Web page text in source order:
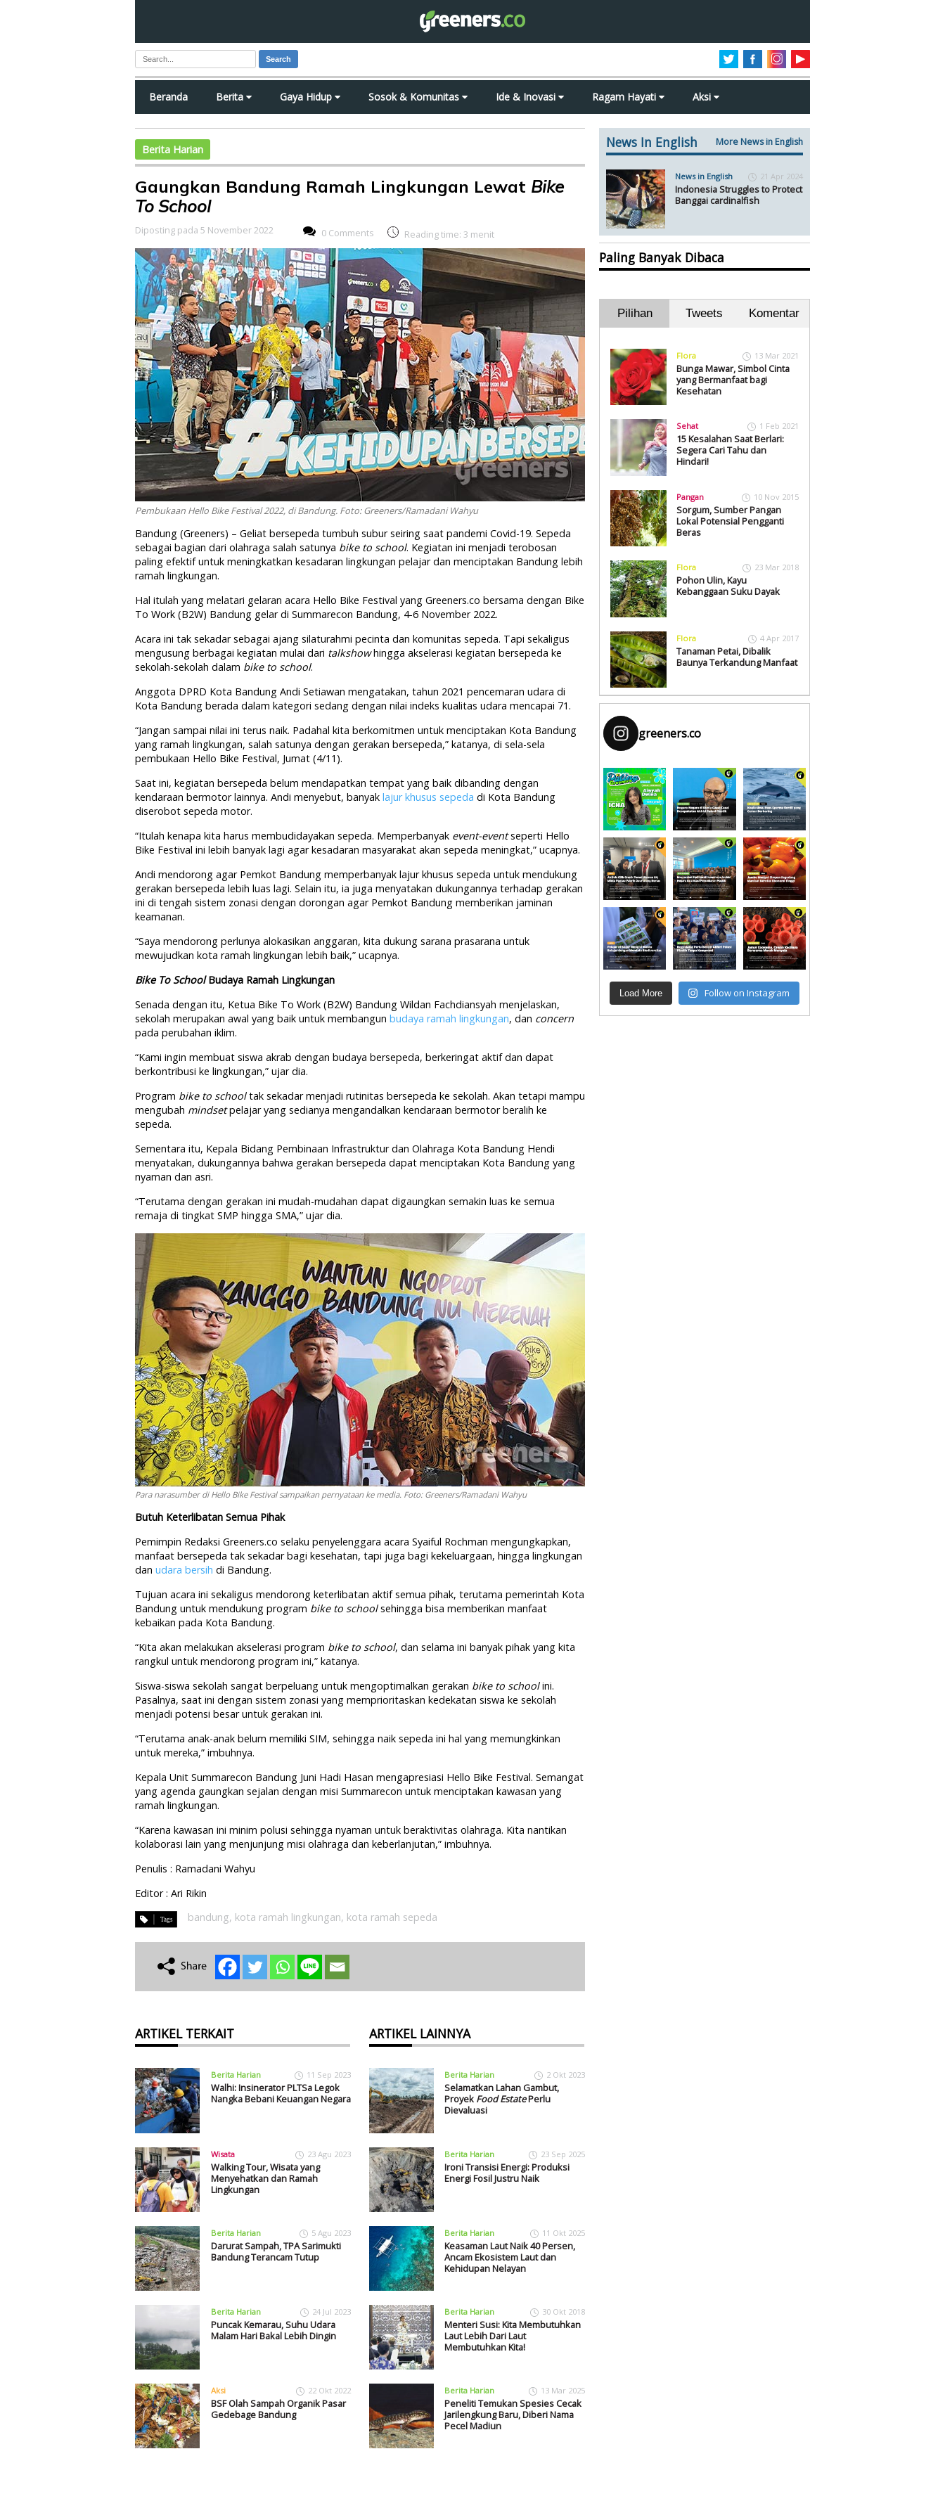
Search
Beranda Berita Gaya Hidup Sosok & Komunitas Ide & Inovasi Ragam Hayati Aksi
Berita Harian
Gaungkan Bandung Ramah Lingkungan Lewat Bike
To School
Diposting pada 5 November 2022 0 Comments Reading time: 3 menit
Pembukaan Hello Bike Festival 2022, di Bandung. Foto: Greeners/Ramadani Wahyu
Bandung (Greeners) – Geliat bersepeda tumbuh subur seiring saat pandemi Covid-19. Sepeda
sebagai bagian dari olahraga salah satunya bike to school. Kegiatan ini menjadi terobosan
paling efektif untuk meningkatkan kesadaran lingkungan pelajar dan menciptakan Bandung lebih
ramah lingkungan.
Hal itulah yang melatari gelaran acara Hello Bike Festival yang Greeners.co bersama dengan Bike
To Work (B2W) Bandung gelar di Summarecon Bandung, 4-6 November 2022.
Acara ini tak sekadar sebagai ajang silaturahmi pecinta dan komunitas sepeda. Tapi sekaligus
mengusung berbagai kegiatan mulai dari talkshowhingga akselerasi kegiatan bersepeda ke
sekolah-sekolah dalam bike to school.
Anggota DPRD Kota Bandung Andi Setiawan mengatakan, tahun 2021 pencemaran udara di
Kota Bandung berada dalam kategori sedang dengan nilai indeks kualitas udara mencapai 71.
“Jangan sampai nilai ini terus naik. Padahal kita berkomitmen untuk menciptakan Kota Bandung
yang ramah lingkungan, salah satunya dengan gerakan bersepeda,” katanya, di sela-sela
pembukaan Hello Bike Festival, Jumat (4/11).
Saat ini, kegiatan bersepeda belum mendapatkan tempat yang baik dibanding dengan
kendaraan bermotor lainnya. Andi menyebut, banyak lajur khusus sepeda di Kota Bandung
diserobot sepeda motor.
“Itulah kenapa kita harus membudidayakan sepeda. Memperbanyak event-eventseperti Hello
Bike Festival ini lebih banyak lagi agar kesadaran masyarakat akan sepeda meningkat,” ucapnya.
Andi mendorong agar Pemkot Bandung memperbanyak lajur khusus sepeda untuk mendukung
gerakan bersepeda lebih luas lagi. Selain itu, ia juga menyatakan dukungannya terhadap gerakan
ini di tengah sistem zonasi dengan dorongan agar Pemkot Bandung memberikan jaminan
keamanan.
“Saya mendorong perlunya alokasikan anggaran, kita dukung sarana prasarana untuk
mewujudkan kota ramah lingkungan lebih baik,” ucapnya.
Bike To SchoolBudaya Ramah Lingkungan
Senada dengan itu, Ketua Bike To Work (B2W) Bandung Wildan Fachdiansyah menjelaskan,
sekolah merupakan awal yang baik untuk membangun budaya ramah lingkungan, dan concern
pada perubahan iklim.
“Kami ingin membuat siswa akrab dengan budaya bersepeda, berkeringat aktif dan dapat
berkontribusi ke lingkungan,” ujar dia.
Program bike to schooltak sekadar menjadi rutinitas bersepeda ke sekolah. Akan tetapi mampu
mengubah mindsetpelajar yang sedianya mengandalkan kendaraan bermotor beralih ke
sepeda.
Sementara itu, Kepala Bidang Pembinaan Infrastruktur dan Olahraga Kota Bandung Hendi
menyatakan, dukungannya bahwa gerakan bersepeda dapat menciptakan Kota Bandung yang
nyaman dan asri.
“Terutama dengan gerakan ini mudah-mudahan dapat digaungkan semakin luas ke semua
remaja di tingkat SMP hingga SMA,” ujar dia.
Para narasumber di Hello Bike Festival sampaikan pernyataan ke media. Foto: Greeners/Ramadani Wahyu
Butuh Keterlibatan Semua Pihak
Pemimpin Redaksi Greeners.co selaku penyelenggara acara Syaiful Rochman mengungkapkan,
manfaat bersepeda tak sekadar bagi kesehatan, tapi juga bagi kekeluargaan, hingga lingkungan
dan udara bersih di Bandung.
Tujuan acara ini sekaligus mendorong keterlibatan aktif semua pihak, terutama pemerintah Kota
Bandung untuk mendukung program bike to schoolsehingga bisa memberikan manfaat
kebaikan pada Kota Bandung.
“Kita akan melakukan akselerasi program bike to school, dan selama ini banyak pihak yang kita
rangkul untuk mendorong program ini,” katanya.
Siswa-siswa sekolah sangat berpeluang untuk mengoptimalkan gerakan bike to schoolini.
Pasalnya, saat ini dengan sistem zonasi yang memprioritaskan kedekatan siswa ke sekolah
menjadi potensi besar untuk gerakan ini.
“Terutama anak-anak belum memiliki SIM, sehingga naik sepeda ini hal yang memungkinkan
untuk mereka,” imbuhnya.
Kepala Unit Summarecon Bandung Juni Hadi Hasan mengapresiasi Hello Bike Festival. Semangat
yang agenda gaungkan sejalan dengan misi Summarecon untuk menciptakan kawasan yang
ramah lingkungan.
“Karena kawasan ini minim polusi sehingga nyaman untuk beraktivitas olahraga. Kita nantikan
kolaborasi lain yang menjunjung misi olahraga dan keberlanjutan,” imbuhnya.
Penulis : Ramadani Wahyu
Editor : Ari Rikin
bandung, kota ramah lingkungan, kota ramah sepeda
ARTIKEL TERKAIT
Berita Harian 11 Sep 2023
Walhi: Insinerator PLTSa Legok
Nangka Bebani Keuangan Negara
Wisata 23 Agu 2023
Walking Tour, Wisata yang
Menyehatkan dan Ramah
Lingkungan
Berita Harian 5 Agu 2023
Darurat Sampah, TPA Sarimukti
Bandung Terancam Tutup
Berita Harian 24 Jul 2023
Puncak Kemarau, Suhu Udara
Malam Hari Bakal Lebih Dingin
Aksi 22 Okt 2022
BSF Olah Sampah Organik Pasar
Gedebage Bandung
ARTIKEL LAINNYA
Berita Harian 2 Okt 2023
Selamatkan Lahan Gambut,
Proyek Food EstatePerlu
Dievaluasi
Berita Harian 23 Sep 2025
Ironi Transisi Energi: Produksi
Energi Fosil Justru Naik
Berita Harian 11 Okt 2025
Keasaman Laut Naik 40 Persen,
Ancam Ekosistem Laut dan
Kehidupan Nelayan
Berita Harian 30 Okt 2018
Menteri Susi: Kita Membutuhkan
Laut Lebih Dari Laut
Membutuhkan Kita!
Berita Harian 13 Mar 2025
Peneliti Temukan Spesies Cecak
Jarilengkung Baru, Diberi Nama
Pecel Madiun
News In English More News in English
News in English 21 Apr 2024
Indonesia Struggles to Protect
Banggai cardinalfish
Paling Banyak Dibaca
Pilihan Tweets Komentar
Flora 13 Mar 2021
Bunga Mawar, Simbol Cinta
yang Bermanfaat bagi
Kesehatan
Sehat 1 Feb 2021
15 Kesalahan Saat Berlari:
Segera Cari Tahu dan
Hindari!
Pangan 10 Nov 2015
Sorgum, Sumber Pangan
Lokal Potensial Pengganti
Beras
Flora 23 Mar 2018
Pohon Ulin, Kayu
Kebanggaan Suku Dayak
Flora 4 Apr 2017
Tanaman Petai, Dibalik
Baunya Terkandung Manfaat
greeners.co
Load More Follow on Instagram